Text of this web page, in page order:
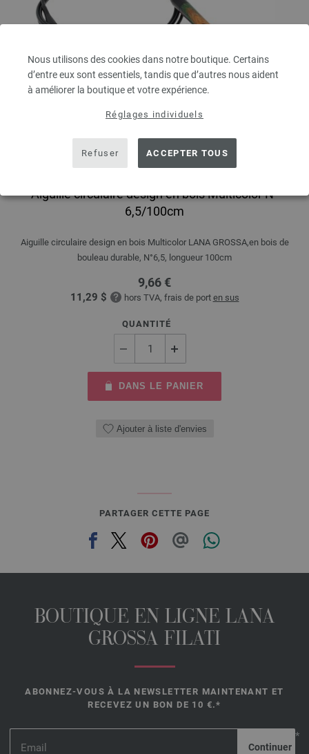
Nous utilisons des cookies dans notre boutique. Certains
d’entre eux sont essentiels, tandis que d’autres nous aident
à améliorer la boutique et votre expérience.
Réglages individuels
Refuser ACCEPTER TOUS
Aiguille circulaire design en bois Multicolor N°
6,5/100cm
Aiguille circulaire design en bois Multicolor LANA GROSSA,en bois de
bouleau durable, N°6,5, longueur 100cm
9,66 €
11,29 $ hors TVA, frais de port en sus
QUANTITÉ
DANS LE PANIER
Ajouter à liste d'envies
PARTAGER CETTE PAGE
BOUTIQUE EN LIGNE LANA
GROSSA FILATI
ABONNEZ-VOUS À LA NEWSLETTER MAINTENANT ET
RECEVEZ UN BON DE 10 €.*
*